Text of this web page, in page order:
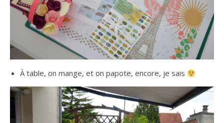
À table, on mange, et on papote, encore, je sais